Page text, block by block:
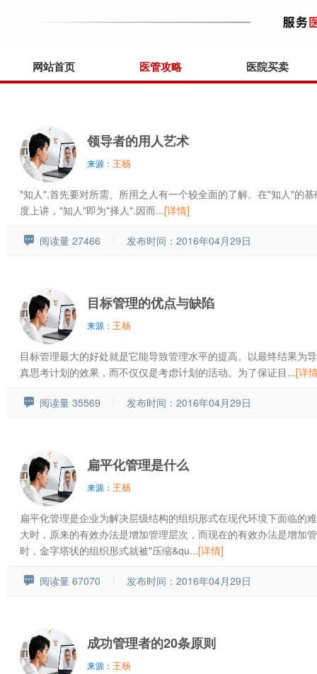
网站首页 医管攻略 医院买卖
领导者的用人艺术
来源： 王杨
"知人",首先要对所需、所用之人有一个较全面的了解。在"知人"的
度上讲，"知人"即为"择人".因而...[详情]
阅读量 27466 发布时间：2016年04月29日
目标管理的优点与缺陷
来源： 王杨
目标管理最大的好处就是它能导致管理水平的提高。以最终结果为
真思考计划的效果，而不仅仅是考虑计划的活动。为了保证目...[详
阅读量 35569 发布时间：2016年04月29日
扁平化管理是什么
来源： 王杨
扁平化管理是企业为解决层级结构的组织形式在现代环境下面临的
大时，原来的有效办法是增加管理层次，而现在的有效办法是增加
时，金字塔状的组织形式就被"压缩&qu...[详情]
阅读量 67070 发布时间：2016年04月29日
成功管理者的20条原则
来源： 王杨